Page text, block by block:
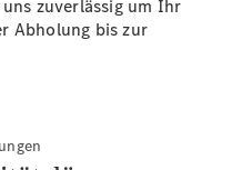
zuverlässig um Ihr
Abholung bis zur